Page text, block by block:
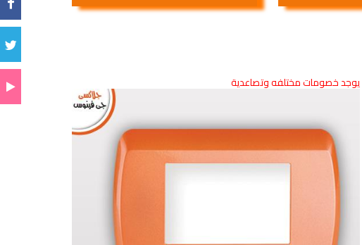
يوجد خصومات مختلفه وتصاعدية